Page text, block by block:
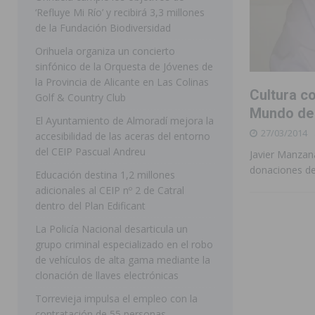
[ 07/08/2026 ] Benferri ya se prepara para dar
[ 07/08/2026 ] Bigastro se viste de gala para la
[ 07/08/2026 ] Rojales clausura con éxito las Fiestas
[ 06/08/2026 ]
Redován presenta la programación
Arcángel
REDOVÁN
[ 08/08/2026 ] Benferri da comienzo a sus fiestas
FEGADO 2026 cierra con un balance
DOLORES
[ 07/08/2026 ]
Orihuela cumple los objetivos de
ORIHUELA
Cultura
Mundo
27/03/2014
Javier
donaciones
‘Refluye Mi Río’ y recibirá 3,3 millones
de la Fundación Biodiversidad
Orihuela organiza un concierto
sinfónico de la Orquesta de Jóvenes de
la Provincia de Alicante en Las Colinas
Golf & Country Club
El Ayuntamiento de Almoradí mejora la
accesibilidad de las aceras del entorno
del CEIP Pascual Andreu
Educación destina 1,2 millones
adicionales al CEIP nº 2 de Catral
dentro del Plan Edificant
La Policía Nacional desarticula un
grupo criminal especializado en el robo
de vehículos de alta gama mediante la
clonación de llaves electrónicas
Torrevieja impulsa el empleo con la